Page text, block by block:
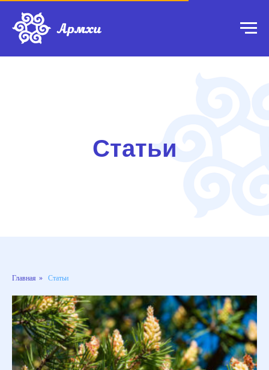
Статьи
Главная » Статьи